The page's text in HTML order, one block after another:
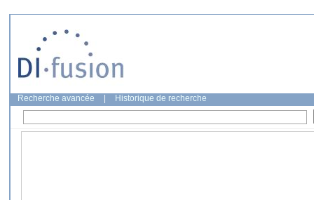
Recherche avancée Historique de recherche